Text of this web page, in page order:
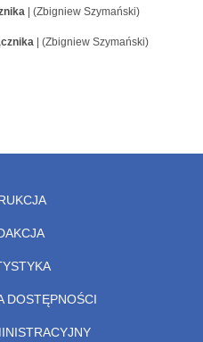
| (Zbigniew Szymański)
| (Zbigniew Szymański)
DOSTĘPNOŚCI